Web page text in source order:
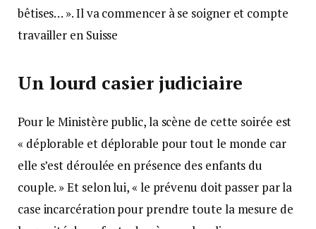
bêtises… ». Il va commencer à se soigner et compte
travailler en Suisse
Un lourd casier judiciaire
Pour le Ministère public, la scène de cette soirée est
« déplorable et déplorable pour tout le monde car
elle s’est déroulée en présence des enfants du
couple. » Et selon lui, « le prévenu doit passer par la
case incarcération pour prendre toute la mesure de